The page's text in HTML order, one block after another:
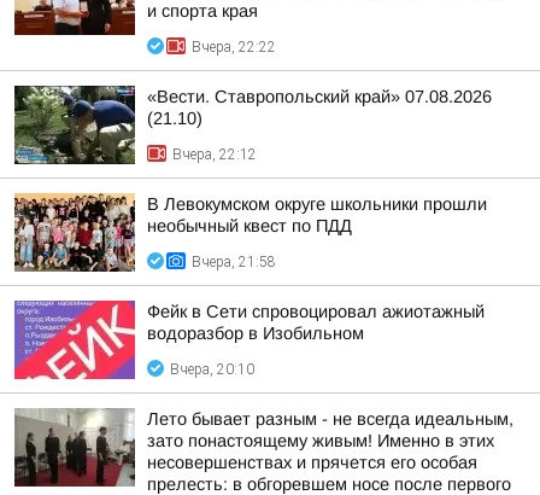
и спорта края
Вчера, 22:22
«Вести. Ставропольский край» 07.08.2026
(21.10)
Вчера, 22:12
В Левокумском округе школьники прошли
необычный квест по ПДД
Вчера, 21:58
Фейк в Сети спровоцировал ажиотажный
водоразбор в Изобильном
Вчера, 20:10
Лето бывает разным - не всегда идеальным,
зато понастоящему живым! Именно в этих
несовершенствах и прячется его особая
прелесть: в обгоревшем носе после первого